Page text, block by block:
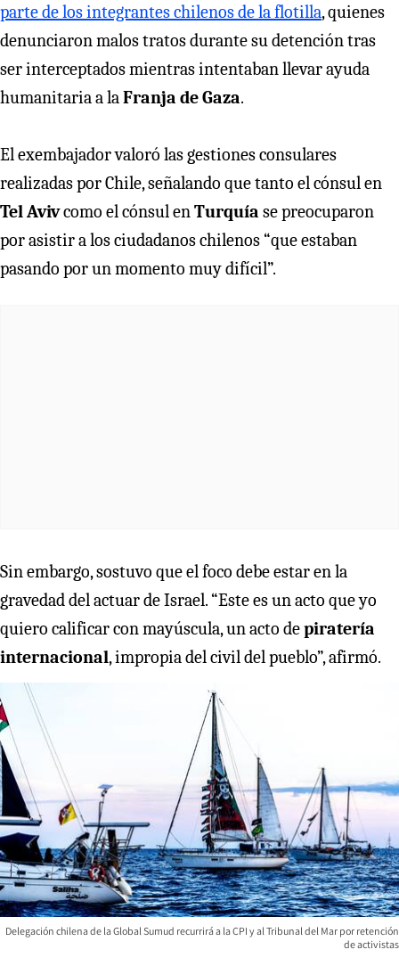
parte de los integrantes chilenos de la flotilla, quienes
denunciaron malos tratos durante su detención tras
ser interceptados mientras intentaban llevar ayuda
humanitaria a laFranja de Gaza.
El exembajador valoró las gestiones consulares
realizadas por Chile, señalando que tanto el cónsul en
Tel Avivcomo el cónsul enTurquía se preocuparon
por asistir a los ciudadanos chilenos “que estaban
pasando por un momento muy difícil”.
Sin embargo, sostuvo que el foco debe estar en la
gravedad del actuar de Israel. “Este es un acto que yo
quiero calificar con mayúscula, un acto depiratería
internacional, impropia del civil del pueblo”, afirmó.
Delegación chilena de la Global Sumud recurrirá a la CPI y al Tribunal del Mar por retención
de activistas